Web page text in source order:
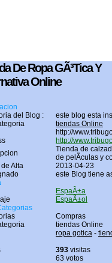
De Ropa GÃ³tica Y
Online
del Blog :
este blog esta
tiendas Online
http://
http://
Tienda de
de pelÃ­culas y
Alta
2013-04-23
este Blog tiene
EspaÃ±a
EspaÃ±ol
Compras
tiendas Online
ropa gotica -
393 visitas
63 votos